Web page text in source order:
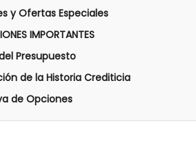
y Ofertas Especiales
IMPORTANTES
Presupuesto
de la Historia Crediticia
de Opciones